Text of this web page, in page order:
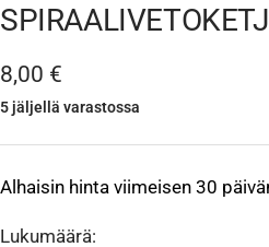
Alennushinta
8,00 €
5 jäljellä varastossa
Alhaisin hinta viimeisen 30
Lukumäärä: